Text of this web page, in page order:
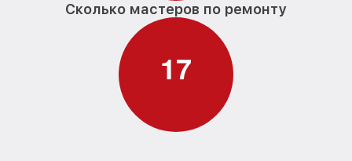
Сколько мастеров по ремонту
17